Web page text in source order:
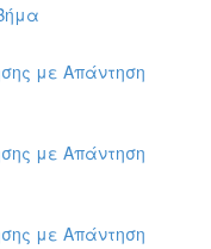
με Απάντηση
με Απάντηση
με Απάντηση